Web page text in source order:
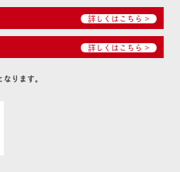
詳しくはこちら >
詳しくはこちら >
ります。